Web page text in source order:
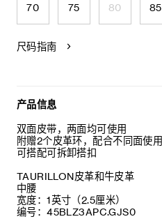
70 75 80 85
尺码指南
产品信息
双面皮带，两面均可使用
附赠2个皮革环，配合不同面使用
可搭配可拆卸搭扣
TAURILLON皮革和牛皮革
中腰
宽度：1英寸（2.5厘米）
编号：45BLZ3APC.GJS0